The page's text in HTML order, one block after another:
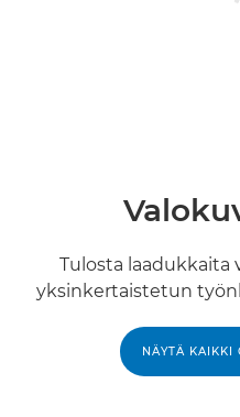
Tulosta laadukkaita
yksinkertaistetun
NÄYTÄ KAIKKI